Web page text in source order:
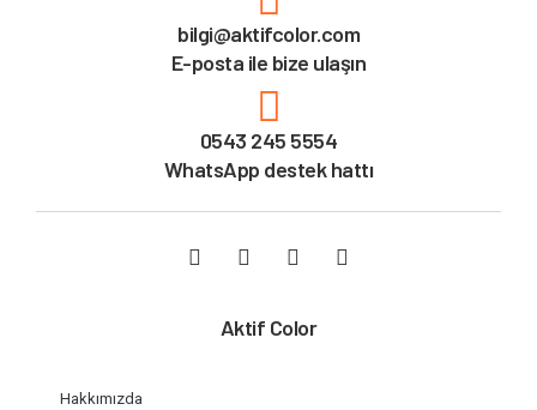
bilgi@aktifcolor.com
E-posta ile bize ulaşın
0543 245 5554
WhatsApp destek hattı
Aktif Color
Hakkımızda